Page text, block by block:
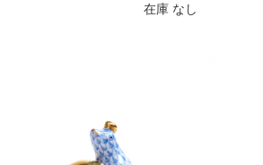
在庫 なし